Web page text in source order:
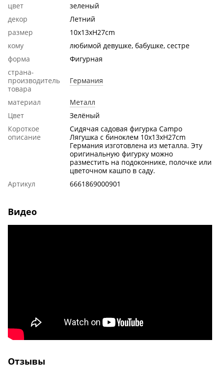
цвет
зеленый
декор
Летний
размер
10x13xH27cm
кому
любимой девушке, бабушке, сестре
форма
Фигурная
страна-
производитель
товара
Германия
материал
Металл
Цвет
Зелёный
Короткое
описание
Сидячая садовая фигурка Campo
Лягушка с биноклем 10x13xH27cm
Германия изготовлена ​​из металла. Эту
оригинальную фигурку можно
разместить на подоконнике, полочке или
цветочном кашпо в саду.
Артикул
6661869000901
Видео
Отзывы